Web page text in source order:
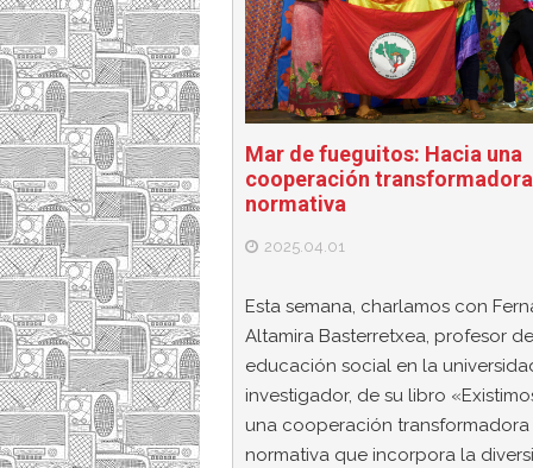
Mar de fueguitos: Hacia una
cooperación
normativa
2025.04.01
Esta semana, charlamos con
Altamira Basterretxea, profesor de
educación social en la
investigador, de su libro
una cooperación transformadora
normativa que incorpora la